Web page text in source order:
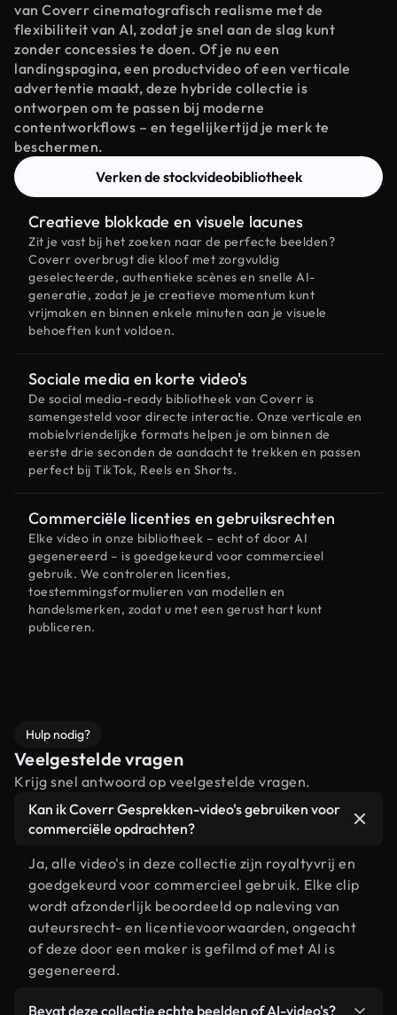
van Coverr cinematografisch realisme met de
flexibiliteit van AI, zodat je snel aan de slag kunt
zonder concessies te doen. Of je nu een
landingspagina, een productvideo of een verticale
advertentie maakt, deze hybride collectie is
ontworpen om te passen bij moderne
contentworkflows – en tegelijkertijd je merk te
beschermen.
Verken de stockvideobibliotheek
Creatieve blokkade en visuele lacunes
Zit je vast bij het zoeken naar de perfecte beelden?
Coverr overbrugt die kloof met zorgvuldig
geselecteerde, authentieke scènes en snelle AI-
generatie, zodat je je creatieve momentum kunt
vrijmaken en binnen enkele minuten aan je visuele
behoeften kunt voldoen.
Sociale media en korte video's
De social media-ready bibliotheek van Coverr is
samengesteld voor directe interactie. Onze verticale en
mobielvriendelijke formats helpen je om binnen de
eerste drie seconden de aandacht te trekken en passen
perfect bij TikTok, Reels en Shorts.
Commerciële licenties en gebruiksrechten
Elke video in onze bibliotheek – echt of door AI
gegenereerd – is goedgekeurd voor commercieel
gebruik. We controleren licenties,
toestemmingsformulieren van modellen en
handelsmerken, zodat u met een gerust hart kunt
publiceren.
Hulp nodig?
Veelgestelde vragen
Krijg snel antwoord op veelgestelde vragen.
Kan ik Coverr Gesprekken-video's gebruiken voor
commerciële opdrachten?
Ja, alle video's in deze collectie zijn royaltyvrij en
goedgekeurd voor commercieel gebruik. Elke clip
wordt afzonderlijk beoordeeld op naleving van
auteursrecht- en licentievoorwaarden, ongeacht
of deze door een maker is gefilmd of met AI is
gegenereerd.
Bevat deze collectie echte beelden of AI-video's?